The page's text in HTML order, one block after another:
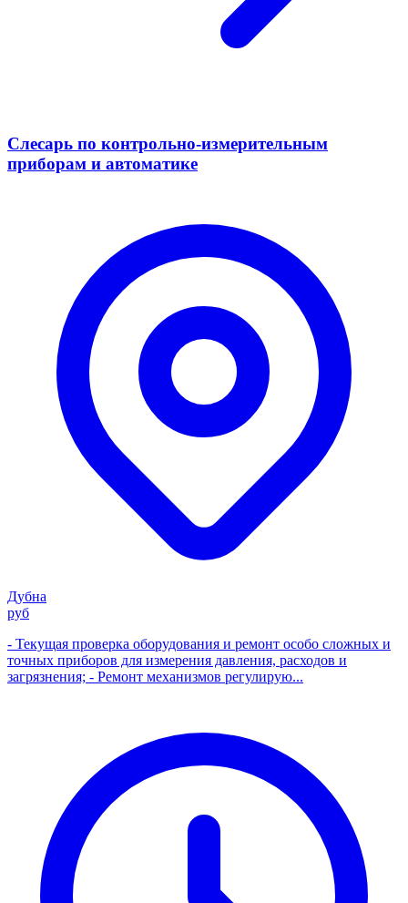
Слесарь по контрольно-измерительным
приборам и автоматике
Дубна
руб
- Текущая проверка оборудования и ремонт особо сложных и
точных приборов для измерения давления, расходов и
загрязнения; - Ремонт механизмов регулирую...